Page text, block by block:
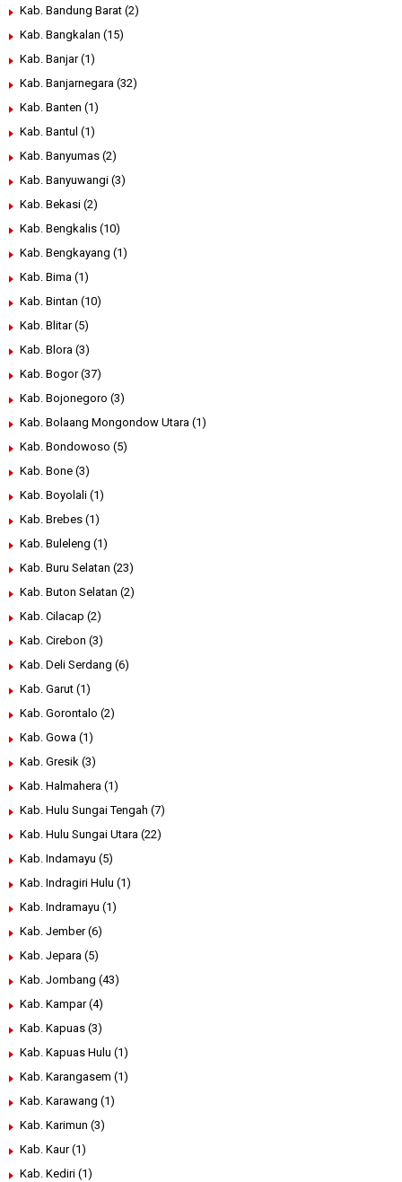
Kab. Bandung Barat (2)
Kab. Bangkalan (15)
Kab. Banjar (1)
Kab. Banjarnegara (32)
Kab. Banten (1)
Kab. Bantul (1)
Kab. Banyumas (2)
Kab. Banyuwangi (3)
Kab. Bekasi (2)
Kab. Bengkalis (10)
Kab. Bengkayang (1)
Kab. Bima (1)
Kab. Bintan (10)
Kab. Blitar (5)
Kab. Blora (3)
Kab. Bogor (37)
Kab. Bojonegoro (3)
Kab. Bolaang Mongondow Utara (1)
Kab. Bondowoso (5)
Kab. Bone (3)
Kab. Boyolali (1)
Kab. Brebes (1)
Kab. Buleleng (1)
Kab. Buru Selatan (23)
Kab. Buton Selatan (2)
Kab. Cilacap (2)
Kab. Cirebon (3)
Kab. Deli Serdang (6)
Kab. Garut (1)
Kab. Gorontalo (2)
Kab. Gowa (1)
Kab. Gresik (3)
Kab. Halmahera (1)
Kab. Hulu Sungai Tengah (7)
Kab. Hulu Sungai Utara (22)
Kab. Indamayu (5)
Kab. Indragiri Hulu (1)
Kab. Indramayu (1)
Kab. Jember (6)
Kab. Jepara (5)
Kab. Jombang (43)
Kab. Kampar (4)
Kab. Kapuas (3)
Kab. Kapuas Hulu (1)
Kab. Karangasem (1)
Kab. Karawang (1)
Kab. Karimun (3)
Kab. Kaur (1)
Kab. Kediri (1)